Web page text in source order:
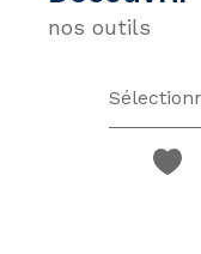
nos outils